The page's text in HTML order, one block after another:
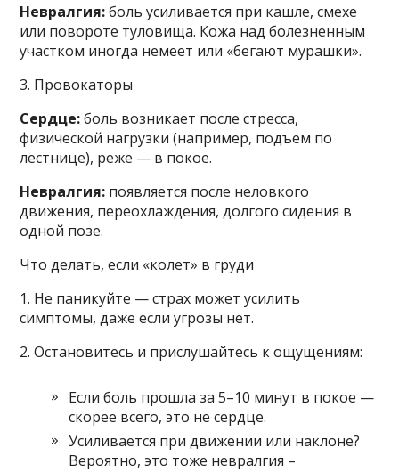
Невралгия:боль усиливается при кашле, смехе
или повороте туловища. Кожа над болезненным
участком иногда немеет или «бегают мурашки».
3. Провокаторы
Сердце:боль возникает после стресса,
физической нагрузки (например, подъем по
лестнице), реже — в покое.
Невралгия: появляется после неловкого
движения, переохлаждения, долгого сидения в
одной позе.
Что делать, если «колет» в груди
1. Не паникуйте — страх может усилить
симптомы, даже если угрозы нет.
2. Остановитесь и прислушайтесь к ощущениям:
Если боль прошла за 5–10 минут в покое —
скорее всего, это не сердце.
Усиливается при движении или наклоне?
Вероятно, это тоже невралгия –